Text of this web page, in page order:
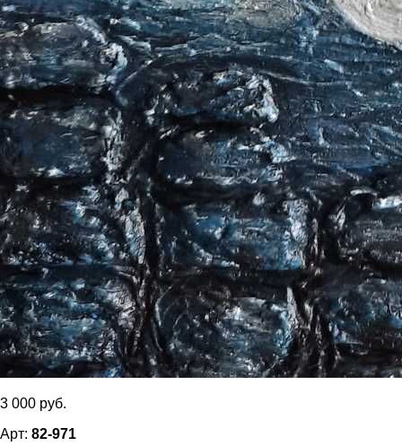
3 000 руб.
Арт: 82-971